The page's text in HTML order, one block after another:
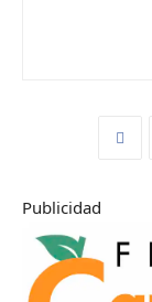
Publicidad